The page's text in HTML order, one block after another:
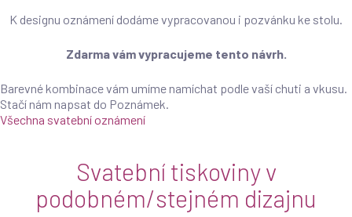
K designu oznámení dodáme vypracovanou i pozvánku ke stolu.
Zdarma vám vypracujeme tento návrh.
Barevné kombinace vám umíme namíchat podle vaší chuti a vkusu.
Stačí nám napsat do Poznámek.
Všechna svatební oznámení
Svatební tiskoviny v
podobném/stejném dizajnu